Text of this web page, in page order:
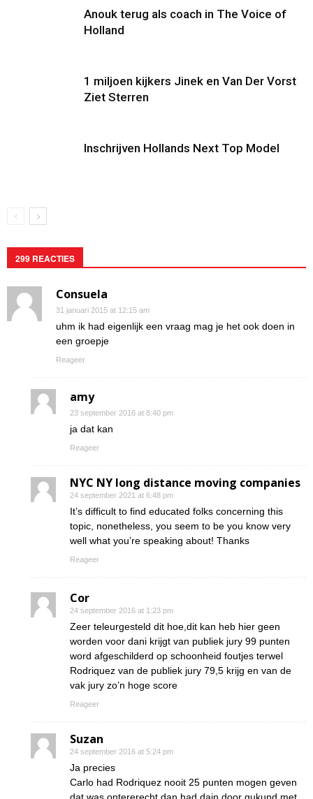
Anouk terug als coach in The Voice of
Holland
1 miljoen kijkers Jinek en Van Der Vorst
Ziet Sterren
Inschrijven Hollands Next Top Model
299 REACTIES
Consuela
31 januari 2015 at 12:15 am
uhm ik had eigenlijk een vraag mag je het ook doen in
een groepje
Reageer
amy
23 september 2016 at 8:40 pm
ja dat kan
Reageer
NYC NY long distance moving companies
24 september 2021 at 6:48 pm
It’s difficult to find educated folks concerning this
topic, nonetheless, you seem to be you know very
well what you’re speaking about! Thanks
Reageer
Cor
24 september 2016 at 1:23 pm
Zeer teleurgesteld dit hoe,dit kan heb hier geen
worden voor dani krijgt van publiek jury 99 punten
word afgeschilderd op schoonheid foutjes terwel
Rodriquez van de publiek jury 79,5 krijg en van de
vak jury zo’n hoge score
Reageer
Suzan
24 september 2016 at 5:24 pm
Ja precies
Carlo had Rodriquez nooit 25 punten mogen geven